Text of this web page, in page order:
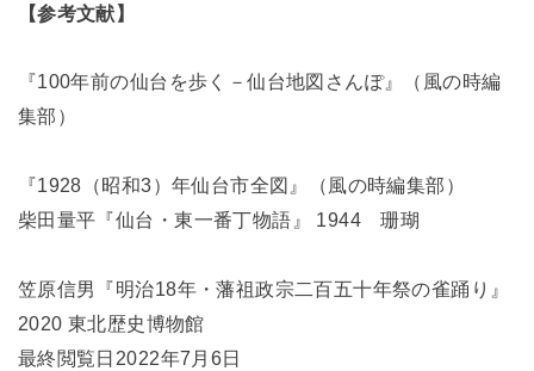
【参考文献】
『100年前の仙台を歩く－仙台地図さんぽ』（風の時編
集部）
『1928（昭和3）年仙台市全図』（風の時編集部）
柴田量平『仙台・東一番丁物語』 1944 珊瑚
笠原信男『明治18年・藩祖政宗二百五十年祭の雀踊り』
2020 東北歴史博物館
最終閲覧日2022年7月6日